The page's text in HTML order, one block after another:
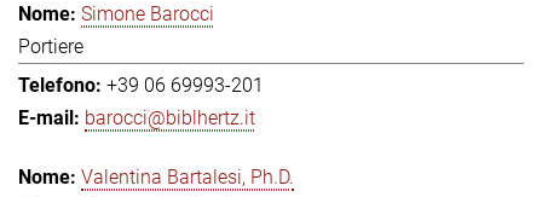
Simone Barocci
Portiere
+39 06 69993-201
barocci@biblhertz.it
Valentina Bartalesi, Ph.D.